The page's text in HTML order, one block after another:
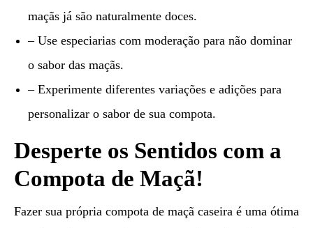
maçãs já são naturalmente doces.
– Use especiarias com moderação para não dominar
o sabor das maçãs.
– Experimente diferentes variações e adições para
personalizar o sabor de sua compota.
Desperte os Sentidos com a
Compota de Maçã!
Fazer sua própria compota de maçã caseira é uma ótima